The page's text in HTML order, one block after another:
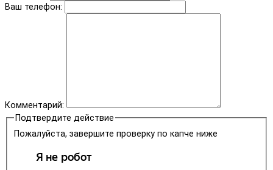
Ваш телефон:
Комментарий:
Подтвердите действие
Пожалуйста, завершите проверку по капче ниже